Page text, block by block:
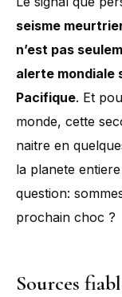
seisme
n’est pas
alerte mondiale
Pacifique. Et
monde, cette
naitre en
la planete
question:
prochain choc ?
Sources